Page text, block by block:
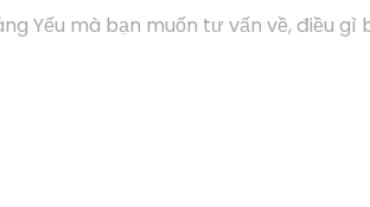
Yếu mà bạn muốn tư vấn về, điều gì